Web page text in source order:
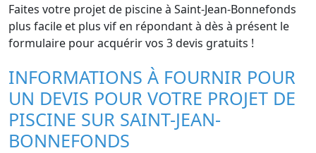
Faites votre projet de piscine à Saint-Jean-Bonnefonds
plus facile et plus vif en répondant à dès à présent le
formulaire pour acquérir vos 3 devis gratuits !
INFORMATIONS À FOURNIR POUR
UN DEVIS POUR VOTRE PROJET DE
PISCINE SUR SAINT-JEAN-
BONNEFONDS